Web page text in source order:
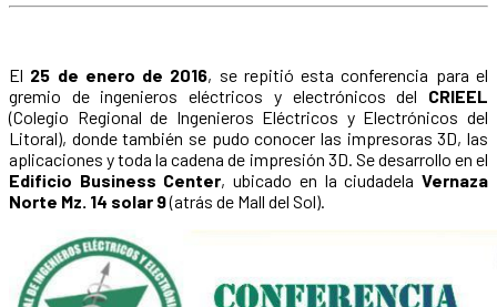
El 25 de enero de 2016, se repitió esta conferencia para el
gremio de ingenieros eléctricos y electrónicos del CRIEEL
(Colegio Regional de Ingenieros Eléctricos y Electrónicos del
Litoral), donde también se pudo conocer las impresoras 3D, las
aplicaciones y toda la cadena de impresión 3D. Se desarrollo en el
Edificio Business Center, ubicado en la ciudadelaVernaza
Norte Mz. 14 solar 9(atrás de Mall del Sol).